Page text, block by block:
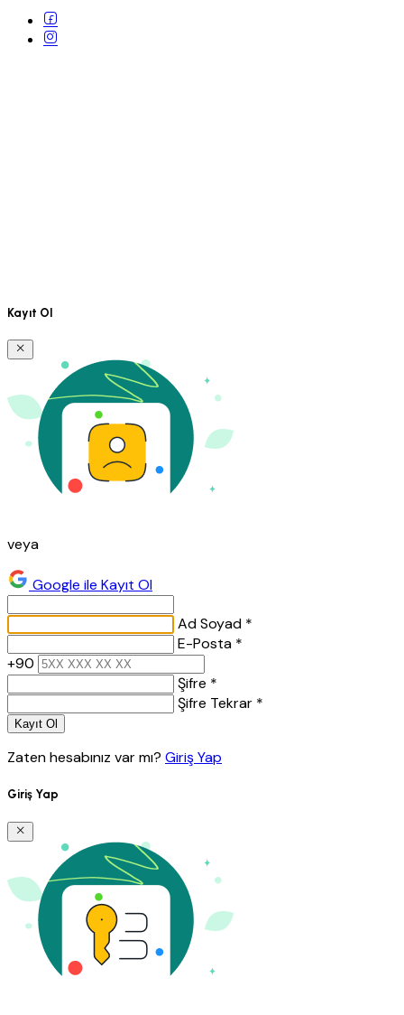
Kayıt Ol
veya
Google ile Kayıt Ol
Ad Soyad *
E-Posta *
+90
Şifre *
Şifre Tekrar *
Kayıt Ol
Zaten hesabınız var mı? Giriş Yap
Giriş Yap